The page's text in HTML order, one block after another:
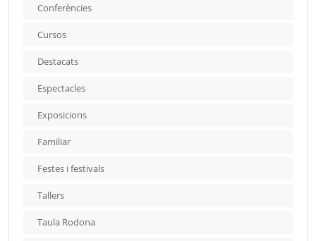
Conferències
Cursos
Destacats
Espectacles
Exposicions
Familiar
Festes i festivals
Tallers
Taula Rodona